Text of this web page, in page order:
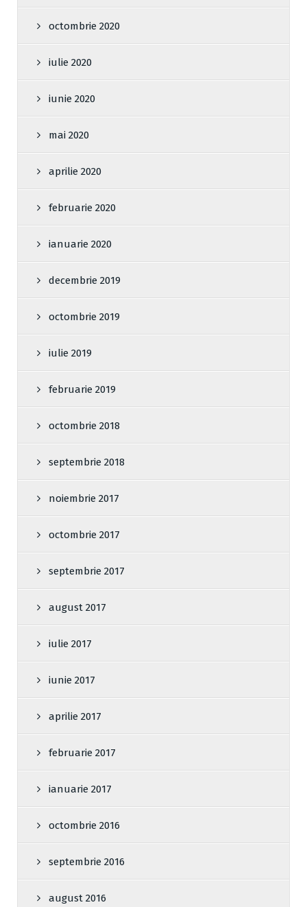
octombrie 2020
iulie 2020
iunie 2020
mai 2020
aprilie 2020
februarie 2020
ianuarie 2020
decembrie 2019
octombrie 2019
iulie 2019
februarie 2019
octombrie 2018
septembrie 2018
noiembrie 2017
octombrie 2017
septembrie 2017
august 2017
iulie 2017
iunie 2017
aprilie 2017
februarie 2017
ianuarie 2017
octombrie 2016
septembrie 2016
august 2016